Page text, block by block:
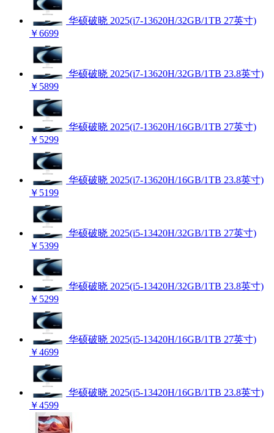
华硕破晓 2025(i7-13620H/32GB/1TB 27英寸)
￥6699
华硕破晓 2025(i7-13620H/32GB/1TB 23.8英寸)
￥5899
华硕破晓 2025(i7-13620H/16GB/1TB 27英寸)
￥5299
华硕破晓 2025(i7-13620H/16GB/1TB 23.8英寸)
￥5199
华硕破晓 2025(i5-13420H/32GB/1TB 27英寸)
￥5399
华硕破晓 2025(i5-13420H/32GB/1TB 23.8英寸)
￥5299
华硕破晓 2025(i5-13420H/16GB/1TB 27英寸)
￥4699
华硕破晓 2025(i5-13420H/16GB/1TB 23.8英寸)
￥4599